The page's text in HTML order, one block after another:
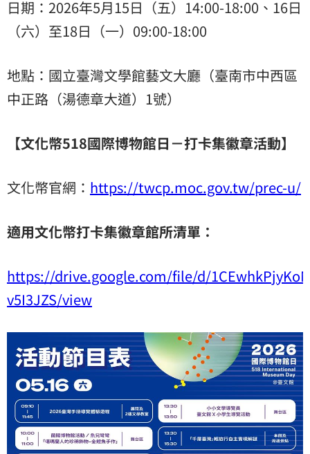
日期：2026年5月15日（五）14:00-18:00、16日
（六）至18日（一）09:00-18:00
地點：國立臺灣文學館藝文大廳（臺南市中西區
中正路（湯德章大道）1號）
【文化幣518國際博物館日－打卡集徽章活動】
文化幣官網： https://twcp.moc.gov.tw/prec-u/
適用文化幣打卡集徽章館所清單：
https://drive.google.com/file/d/
v5I3JZS/view